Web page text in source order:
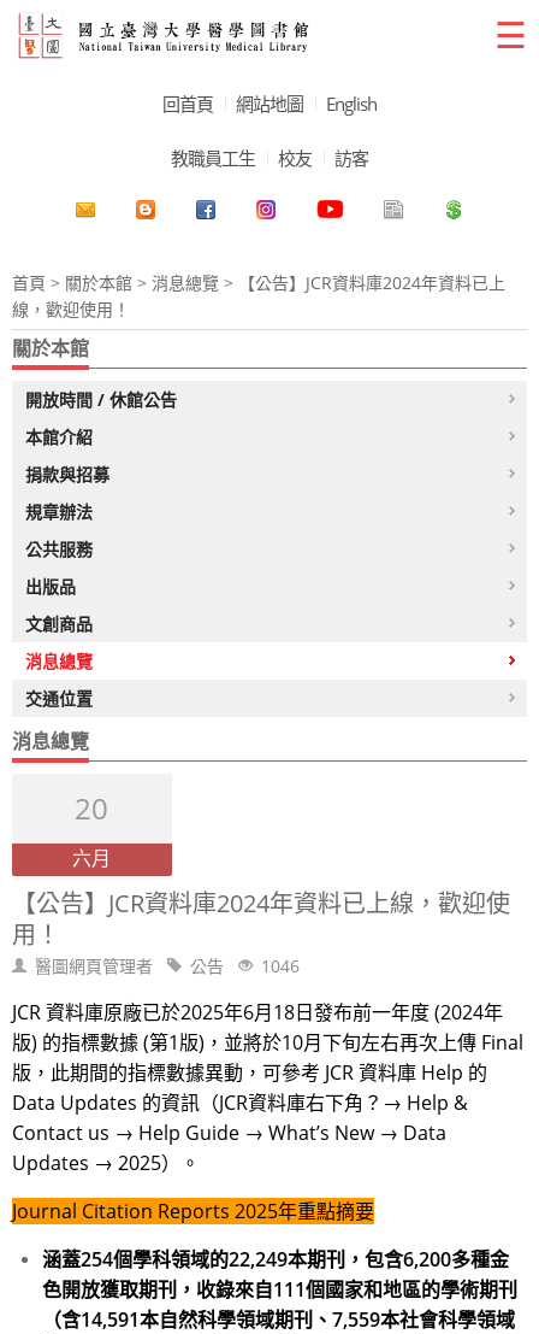
☰
回首頁 網站地圖 English
教職員工生 校友 訪客
首頁 > 關於本館 > 消息總覽 > 【公告】JCR資料庫2024年資料已上
線，歡迎使用！
關於本館
開放時間 / 休館公告
本館介紹
捐款與招募
規章辦法
公共服務
出版品
文創商品
消息總覽
交通位置
消息總覽
20
六月
【公告】JCR資料庫2024年資料已上線，歡迎使
用！
醫圖網頁管理者 公告 1046
JCR 資料庫原廠已於2025年6月18日發布前一年度 (2024年
版) 的指標數據 (第1版)，並將於10月下旬左右再次上傳 Final
版，此期間的指標數據異動，可參考 JCR 資料庫 Help 的
Data Updates 的資訊（JCR資料庫右下角？→ Help &
Contact us → Help Guide → What’s New → Data
Updates → 2025）。
Journal Citation Reports 2025年重點摘要
涵蓋254個學科領域的22,249本期刊，包含6,200多種金
色開放獲取期刊，收錄來自111個國家和地區的學術期刊
（含14,591本自然科學領域期刊、7,559本社會科學領域